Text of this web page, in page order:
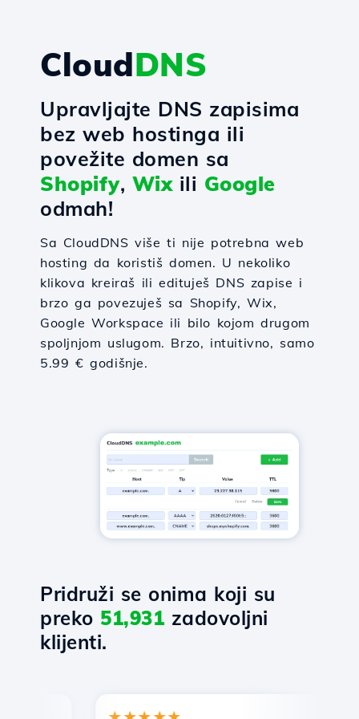
CloudDNS
Upravljajte DNS zapisima
bez web hostinga ili
povežite domen sa
Shopify, Wixili Google
odmah!
Sa CloudDNS više ti nije potrebna web
hosting da koristiš domen. U nekoliko
klikova kreiraš ili edituješ DNS zapise i
brzo ga povezuješ sa Shopify, Wix,
Google Workspace ili bilo kojom drugom
spoljnjom uslugom. Brzo, intuitivno, samo
5.99 € godišnje.
Pridruži se onima koji su
preko 51,931 zadovoljni
klijenti.